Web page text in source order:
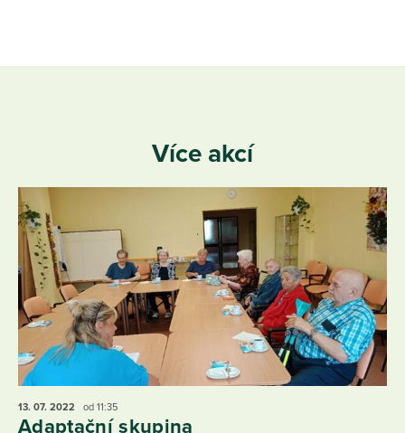
Více akcí
13. 07. 2022 od 11:35
Adaptační skupina